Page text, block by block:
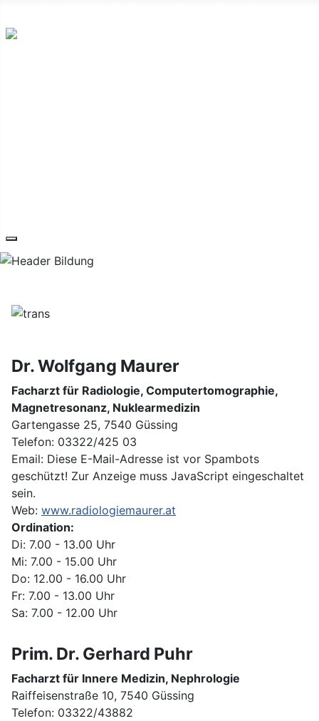
Dr. Wolfgang Maurer
Facharzt für Radiologie, Computertomographie,
Magnetresonanz, Nuklearmedizin
Gartengasse 25, 7540 Güssing
Telefon: 03322/425 03
Email: Diese E-Mail-Adresse ist vor Spambots
geschützt! Zur Anzeige muss JavaScript eingeschaltet
sein.
Web: www.radiologiemaurer.at
Ordination:
Di: 7.00 - 13.00 Uhr
Mi: 7.00 - 15.00 Uhr
Do: 12.00 - 16.00 Uhr
Fr: 7.00 - 13.00 Uhr
Sa: 7.00 - 12.00 Uhr
Prim. Dr. Gerhard Puhr
Facharzt für Innere Medizin, Nephrologie
Raiffeisenstraße 10, 7540 Güssing
Telefon: 03322/43882